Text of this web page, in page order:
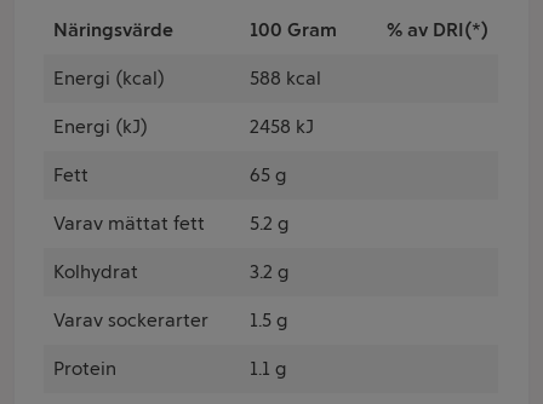
Näringsvärde 100 Gram % av DRI(*)
Energi (kcal) 588 kcal
Energi (kJ) 2458 kJ
Fett 65 g
Varav mättat fett 5.2 g
Kolhydrat 3.2 g
Varav sockerarter 1.5 g
Protein 1.1 g